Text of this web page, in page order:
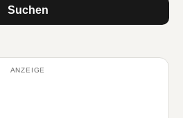
Suchen
ANZEIGE